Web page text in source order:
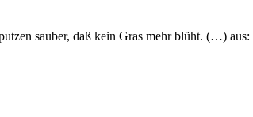
sauber, daß kein Gras mehr blüht. (…)